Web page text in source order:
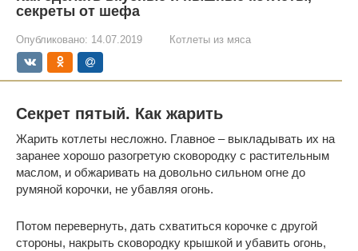
секреты от шефа
Опубликовано: 14.07.2019 Котлеты из мяса
Секрет пятый. Как жарить
Жарить котлеты несложно. Главное – выкладывать их на
заранее хорошо разогретую сковородку с растительным
маслом, и обжаривать на довольно сильном огне до
румяной корочки, не убавляя огонь.
Потом перевернуть, дать схватиться корочке с другой
стороны, накрыть сковородку крышкой и убавить огонь,